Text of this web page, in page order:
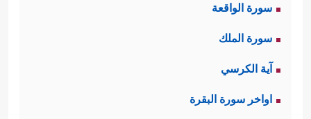
سورة الواقعة
سورة الملك
آية الكرسي
اواخر سورة البقرة